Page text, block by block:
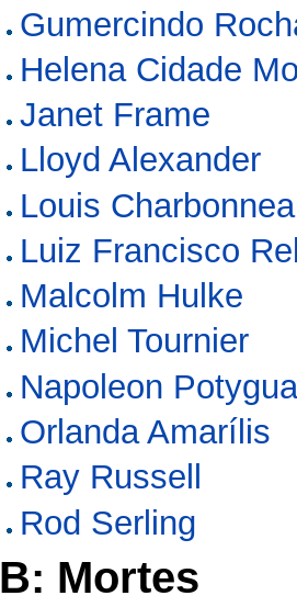
Gumercindo
Helena Cidade
Janet Frame
Lloyd Alexander
Louis
Luiz Francisco
Malcolm Hulke
Michel Tournier
Napoleon
Orlanda Amarílis
Ray Russell
Rod Serling
B: Mortes